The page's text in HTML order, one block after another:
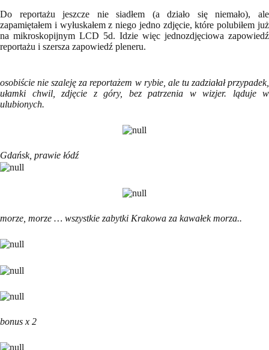
Do reportażu jeszcze nie siadłem (a działo się niemało), ale
zapamiętałem i wyłuskałem z niego jedno zdjęcie, które polubiłem już
na mikroskopijnym LCD 5d. Idzie więc jednozdjęciowa zapowiedź
reportażu i szersza zapowiedź pleneru.
osobiście nie szaleję za reportażem w rybie, ale tu zadziałał przypadek,
ułamki chwil, zdjęcie z góry, bez patrzenia w wizjer. ląduje w
ulubionych.
Gdańsk, prawie łódź
morze, morze … wszystkie zabytki Krakowa za kawałek morza..
bonus x 2